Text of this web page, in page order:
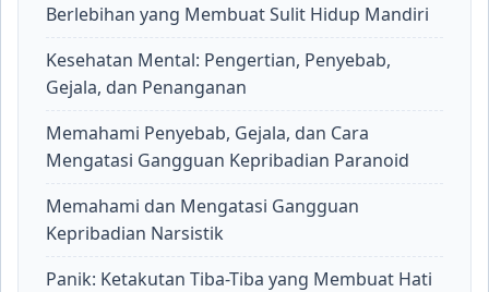
Berlebihan yang Membuat Sulit Hidup Mandiri
Kesehatan Mental: Pengertian, Penyebab,
Gejala, dan Penanganan
Memahami Penyebab, Gejala, dan Cara
Mengatasi Gangguan Kepribadian Paranoid
Memahami dan Mengatasi Gangguan
Kepribadian Narsistik
Panik: Ketakutan Tiba-Tiba yang Membuat Hati